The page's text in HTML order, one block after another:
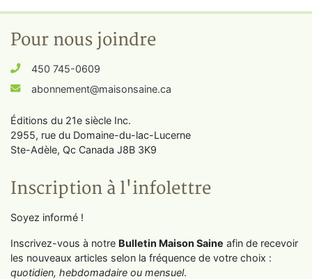
Pour nous joindre
450 745-0609
abonnement@maisonsaine.ca
Éditions du 21e siècle Inc.
2955, rue du Domaine-du-lac-Lucerne
Ste-Adèle, Qc Canada J8B 3K9
Inscription à l'infolettre
Soyez informé !
Inscrivez-vous à notre Bulletin Maison Saine afin de recevoir
les nouveaux articles selon la fréquence de votre choix :
quotidien, hebdomadaire ou mensuel.